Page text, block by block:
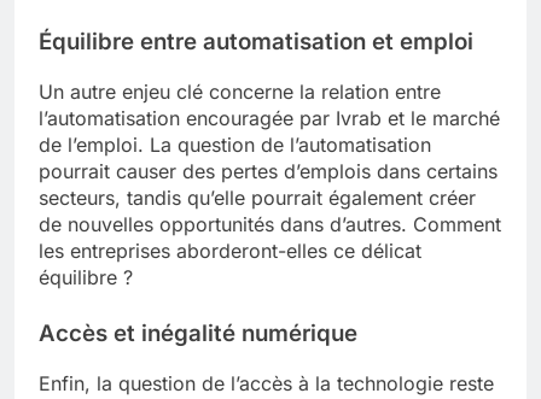
Équilibre entre automatisation et emploi
Un autre enjeu clé concerne la relation entre
l’automatisation encouragée par Ivrab et le marché
de l’emploi. La question de l’automatisation
pourrait causer des pertes d’emplois dans certains
secteurs, tandis qu’elle pourrait également créer
de nouvelles opportunités dans d’autres. Comment
les entreprises aborderont-elles ce délicat
équilibre ?
Accès et inégalité numérique
Enfin, la question de l’accès à la technologie reste